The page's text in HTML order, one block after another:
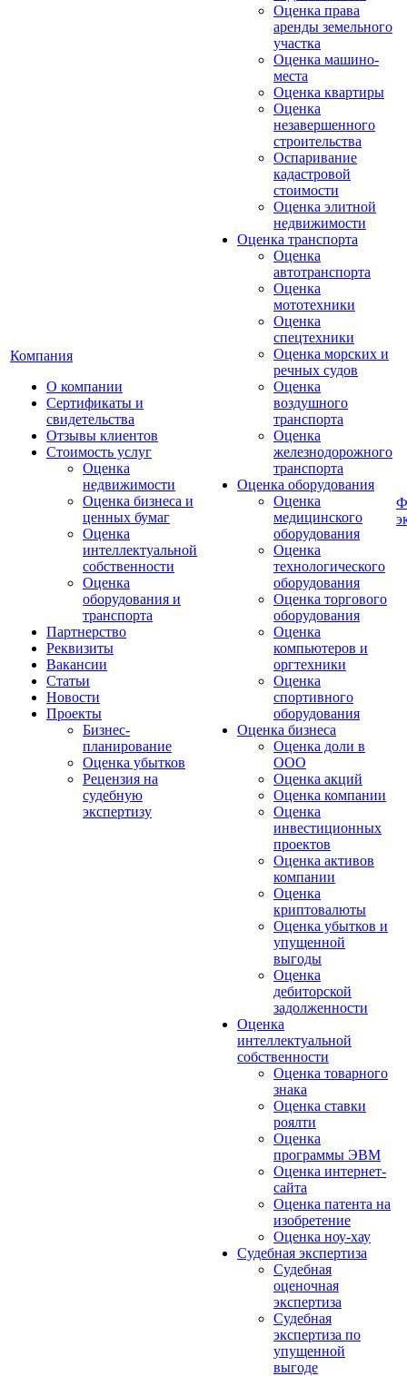
Компания
О компании
Сертификаты и
свидетельства
Отзывы клиентов
Стоимость услуг
Оценка
недвижимости
Оценка бизнеса и
ценных бумаг
Оценка
интеллектуальной
собственности
Оценка
оборудования и
транспорта
Партнерство
Реквизиты
Вакансии
Статьи
Новости
Проекты
Бизнес-
планирование
Оценка убытков
Рецензия на
судебную
экспертизу
Оценка права
аренды земельного
участка
Оценка машино-
места
Оценка квартиры
Оценка
незавершенного
строительства
Оспаривание
кадастровой
стоимости
Оценка элитной
недвижимости
Оценка транспорта
Оценка
автотранспорта
Оценка
мототехники
Оценка
спецтехники
Оценка морских и
речных судов
Оценка
воздушного
транспорта
Оценка
железнодорожного
транспорта
Оценка оборудования
Оценка
медицинского
оборудования
Оценка
технологического
оборудования
Оценка торгового
оборудования
Оценка
компьютеров и
оргтехники
Оценка
спортивного
оборудования
Оценка бизнеса
Оценка доли в
ООО
Оценка акций
Оценка компании
Оценка
инвестиционных
проектов
Оценка активов
компании
Оценка
криптовалюты
Оценка убытков и
упущенной
выгоды
Оценка
дебиторской
задолженности
Оценка
интеллектуальной
собственности
Оценка товарного
знака
Оценка ставки
роялти
Оценка
программы ЭВМ
Оценка интернет-
сайта
Оценка патента на
изобретение
Оценка ноу-хау
Судебная экспертиза
Судебная
оценочная
экспертиза
Судебная
экспертиза по
упущенной
выгоде